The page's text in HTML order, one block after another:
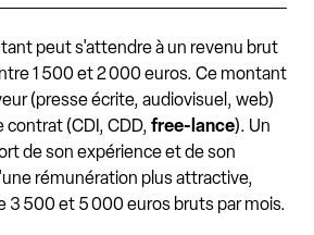
peut s'attendre à un revenu brut
1 500 et 2 000 euros. Ce montant
(presse écrite, audiovisuel, web)
contrat (CDI, CDD, free-lance). Un
de son expérience et de son
rémunération plus attractive,
3 500 et 5 000 euros bruts par mois.